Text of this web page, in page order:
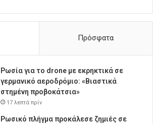
Πρόσφατα
Ρωσία για το drone με εκρηκτικά σε
γερμανικό αεροδρόμιο: «Βιαστικά
στημένη προβοκάτσια»
17 λεπτά πρίν
Ρωσικό πλήγμα προκάλεσε ζημιές σε